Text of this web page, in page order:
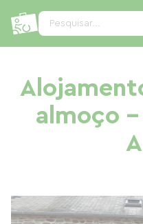
Pesquisar...
almoço -
Painel de